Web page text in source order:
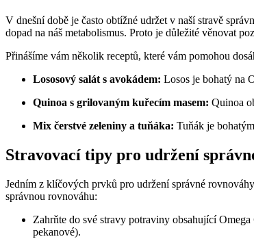
V dnešní době je často obtížné udržet v naší stravě
dopad na náš metabolismus. Proto je důležité věnovat
Přinášíme vám několik receptů, které vám pomohou
Lososový salát s avokádem: Losos je bohatý na
Quinoa s grilovaným kuřecím masem: Quinoa
Mix čerstvé zeleniny a tuňáka: Tuňák je
Stravovací tipy pro udržení
Jedním z klíčových prvků pro udržení správné
správnou rovnováhu:
Zahrňte do své stravy potraviny obsahující
pekanové).